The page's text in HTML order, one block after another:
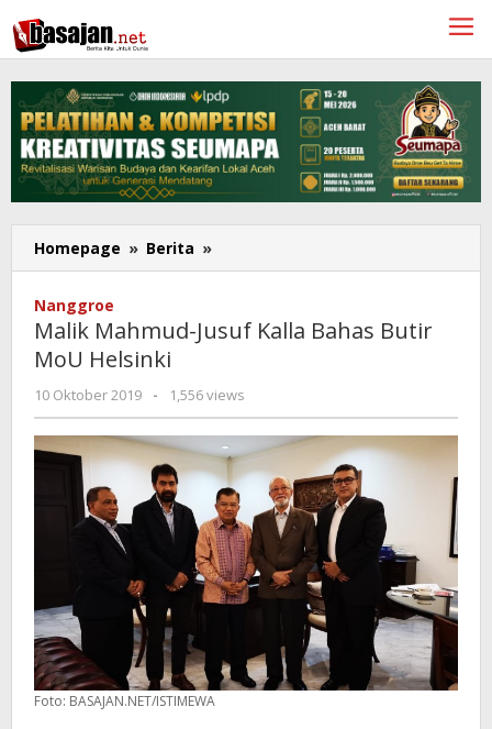
ke
konten
Homepage » Berita »
Mahmud-
Bahas
MoU
Nanggroe
Malik Mahmud-Jusuf Kalla Bahas Butir
MoU Helsinki
10 Oktober 2019
oleh
Redaksi
- 1,556 views
Foto: BASAJAN.NET/ISTIMEWA